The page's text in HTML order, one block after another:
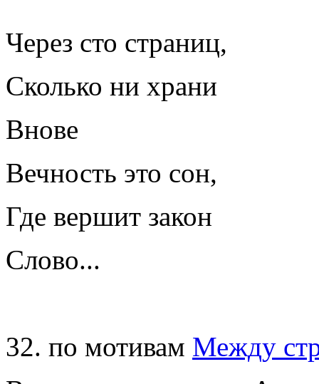
Через сто страниц,
Сколько ни храни
Внове
Вечность это сон,
Где вершит закон
Слово...
32. по мотивам Между